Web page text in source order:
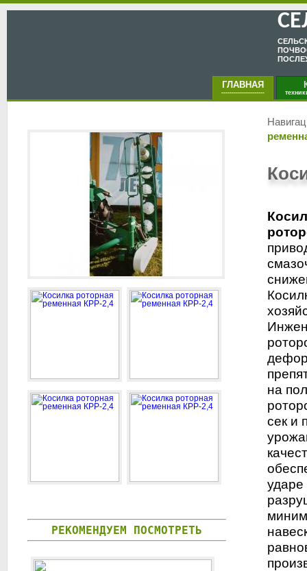
ГЛАВНАЯ
---------------------
на
сек и
РЕКОМЕНДУЕМ ПОСМОТРЕТЬ